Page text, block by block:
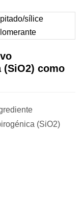
como
(SiO2)